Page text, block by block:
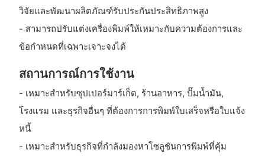
วิจัยและพัฒนาผลิตภัณฑ์รับประกันประสิทธิภาพสูง
- สามารถปรับแต่งเครื่องพิมพ์ให้เหมาะกับความต้องการและ
ข้อกำหนดที่เฉพาะเจาะจงได้
สถานการณ์การใช้งาน
- เหมาะสำหรับซุปเปอร์มาร์เก็ต, ร้านอาหาร, ปั๊มน้ำมัน,
โรงแรม และธุรกิจอื่นๆ ที่ต้องการการพิมพ์ใบเสร็จหรือใบแจ้ง
หนี้
- เหมาะสำหรับธุรกิจที่กำลังมองหาโซลูชันการพิมพ์ที่คุ้ม